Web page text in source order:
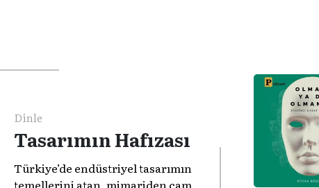
Dinle
Tasarımın Hafızası
Türkiye’de endüstriyel tasarımın
temellerini atan, mimariden cam